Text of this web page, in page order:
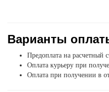
Варианты
Предоплата на расчетный
Оплата курьеру при
Оплата при получении в